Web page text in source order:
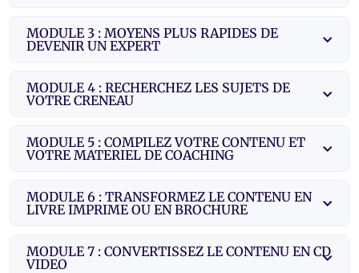
MODULE 3 : MOYENS PLUS RAPIDES DE
DEVENIR UN EXPERT
MODULE 4 : RECHERCHEZ LES SUJETS DE
VOTRE CRENEAU
MODULE 5 : COMPILEZ VOTRE CONTENU ET
VOTRE MATERIEL DE COACHING
MODULE 6 : TRANSFORMEZ LE CONTENU EN
LIVRE IMPRIME OU EN BROCHURE
MODULE 7 : CONVERTISSEZ LE CONTENU EN CD
VIDEO